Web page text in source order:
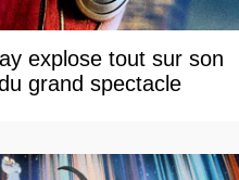
explose tout sur son
grand spectacle